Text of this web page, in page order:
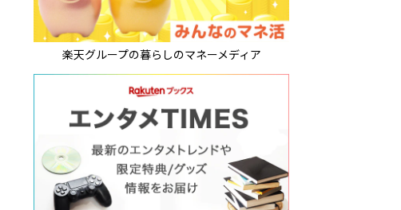
楽天グループの暮らしのマネーメディア